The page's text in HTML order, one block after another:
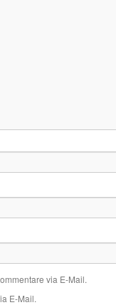
via E-Mail.
E-Mail.